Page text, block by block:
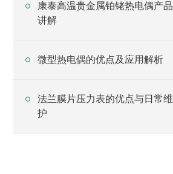
康泰高温贵金属铂铑热电偶产品
讲解
微型热电偶的优点及应用解析
法兰膜片压力表的优点与日常维
护